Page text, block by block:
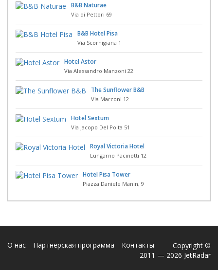
B&B Naturae
Via di Pettori 69
B&B Hotel Pisa
Via Scornigiana 1
Hotel Astor
Via Alessandro Manzoni 22
The Sunflower B&B
Via Marconi 12
Hotel Sextum
Via Jacopo Del Polta 51
Royal Victoria Hotel
Lungarno Pacinotti 12
Hotel Pisa Tower
Piazza Daniele Manin, 9
О нас Партнерская программа Контакты
Copyright ©
2011 — 2026 JetRadar